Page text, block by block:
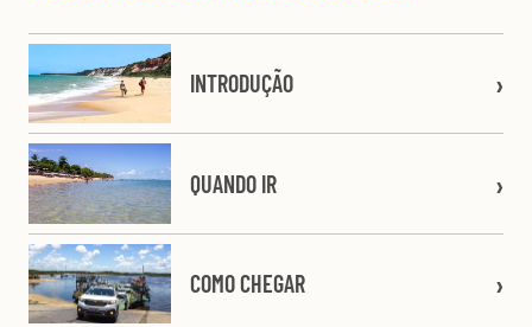
INTRODUÇÃO
QUANDO IR
COMO CHEGAR